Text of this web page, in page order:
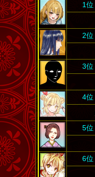
1位
2位
3位
4位
5位
6位